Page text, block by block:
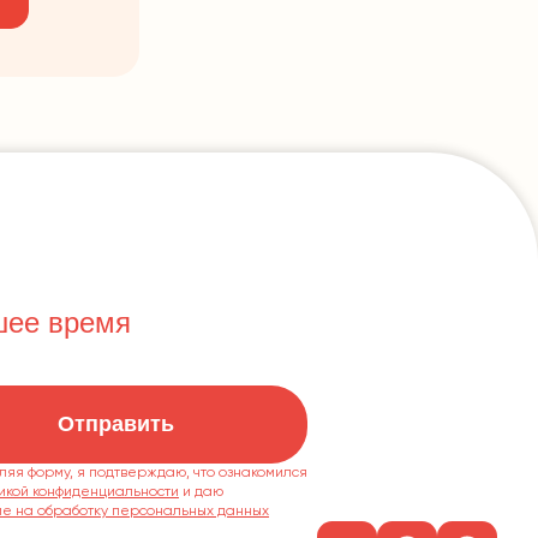
время
Отправить
форму, я подтверждаю, что ознакомился
конфиденциальности
на обработку персональных данных